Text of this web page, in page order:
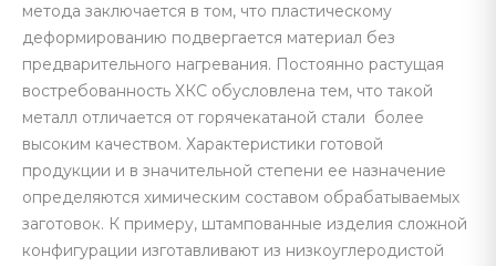
метода заключается в том, что пластическому
деформированию подвергается материал без
предварительного нагревания. Постоянно растущая
востребованность ХКС обусловлена тем, что такой
металл отличается от горячекатаной стали более
высоким качеством. Характеристики готовой
продукции и в значительной степени ее назначение
определяются химическим составом обрабатываемых
заготовок. К примеру, штампованные изделия сложной
конфигурации изготавливают из низкоуглеродистой